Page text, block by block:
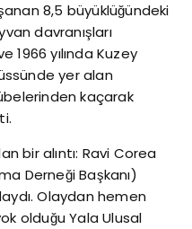
8,5 büyüklüğündeki
davranışları
1966 yılında Kuzey
yer alan
kaçarak
bir alıntı: Ravi Corea
Derneği Başkanı)
Olaydan hemen
olduğu Yala Ulusal